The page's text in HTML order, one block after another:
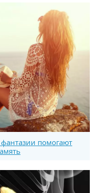
помогают